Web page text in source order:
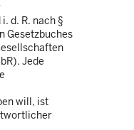
d. R. nach §
Gesetzbuches
Jede
will, ist